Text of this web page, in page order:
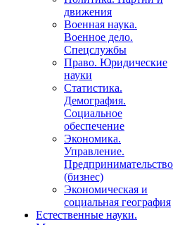
движения
Военная наука.
Военное дело.
Спецслужбы
Право. Юридические
науки
Статистика.
Демография.
Социальное
обеспечение
Экономика.
Управление.
Предпринимательство
(бизнес)
Экономическая и
социальная география
Естественные науки.